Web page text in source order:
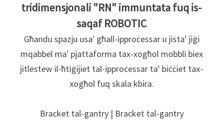
tridimensjonali "RN" immuntata fuq is-
saqaf ROBOTIC
Għandu spazju usa' għall-ipproċessar u jista' jiġi
mqabbel ma' pjattaforma tax-xogħol mobbli biex
jitlestew il-ħtiġijiet tal-ipproċessar ta' biċċiet tax-
xogħol fuq skala kbira.
Bracket tal-gantry | Bracket tal-gantry